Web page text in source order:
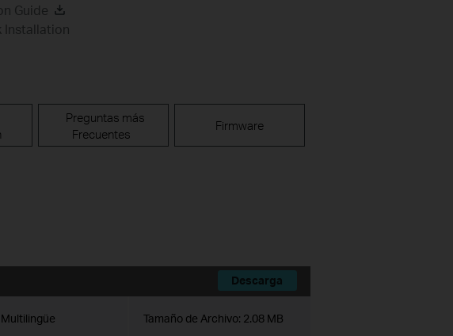
Guide
Installation
Preguntas más
Frecuentes
Firmware
Descarga
Multilingüe Tamaño de Archivo: 2.08 MB